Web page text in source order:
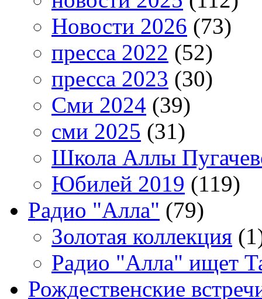
Новости 2026 (73)
пресса 2022 (52)
пресса 2023 (30)
Сми 2024 (39)
сми 2025 (31)
Школа Аллы
Юбилей 2019 (119)
Радио "Алла" (79)
Золотая коллекция
Радио "Алла" ищет
Рождественские